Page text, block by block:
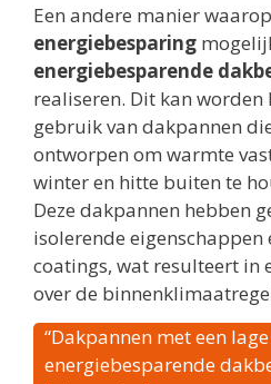
Een andere manier waarop
energiebesparing
energiebesparende
realiseren. Dit kan
gebruik van dakpannen
ontworpen om warmte
winter en hitte buiten te
Deze dakpannen hebben
isolerende eigenschappen
coatings, wat resulteert in
over de
“Dakpannen met een
energiebesparende